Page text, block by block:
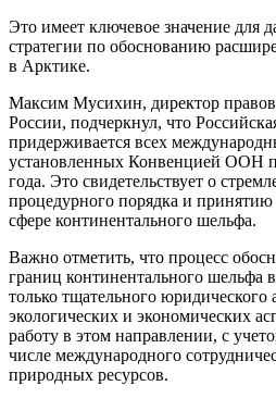
Это имеет ключевое значение для
стратегии по обоснованию
в Арктике.
Максим Мусихин, директор
России, подчеркнул, что
придерживается всех
установленных Конвенцией ООН
года. Это свидетельствует о
процедурного порядка и
сфере континентального шельфа.
Важно отметить, что процесс
границ континентального шельфа
только тщательного юридического
экологических и экономических
работу в этом направлении, с
числе международного
природных ресурсов.